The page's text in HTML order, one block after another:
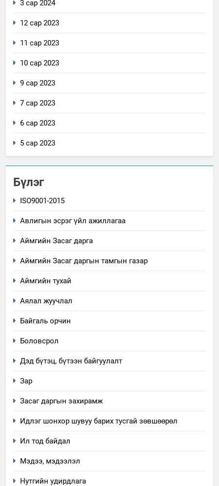
3 сар 2024
12 сар 2023
11 сар 2023
10 сар 2023
9 сар 2023
7 сар 2023
6 сар 2023
5 сар 2023
Бүлэг
ISO9001-2015
Авлигын эсрэг үйл ажиллагаа
Аймгийн Засаг дарга
Аймгийн Засаг даргын тамгын газар
Аймгийн тухай
Аялал жуучлал
Байгаль орчин
Боловсрол
Дэд бүтэц, бүтээн байгуулалт
Зар
Засаг даргын захирамж
Идлэг шонхор шувуу барих тусгай зөвшөөрөл
Ил тод байдал
Мэдээ, мэдээлэл
Нутгийн удирдлага